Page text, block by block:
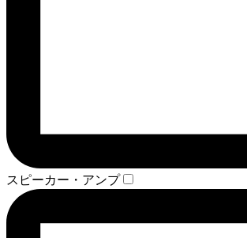
スピーカー・アンプ